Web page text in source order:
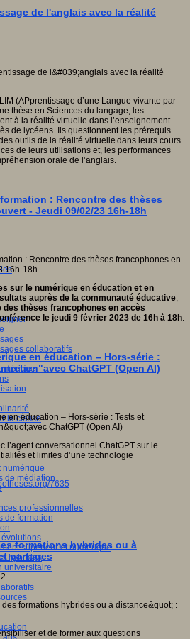
collaboratifs
la classe
numérique
de médiation
professionnelles
de formation
évolutions
supérieur et numérique
hybrides
universitaire
ans
de l'anglais avec la réalité
(APprentissage d’une Langue vivante par
thèse en Sciences du langage, les
à la réalité virtuelle dans l’enseignement-
de lycéens. Ils questionnent les prérequis
outils de la réalité virtuelle dans leurs cours
de leurs utilisations et, les performances
orale de l’anglais.
: Rencontre des thèses
- Jeudi 09/02/23 16h-18h
sur le numérique en éducation et en
auprès de la communauté éducative,
des thèses francophones en accès
le jeudi 9 février 2023 de 16h à 18h.
en éducation – Hors-série :
ChatGPT (Open AI)
l’agent conversationnel ChatGPT sur le
et limites d’une technologie
7635
formations hybrides ou à
partages
et de former aux questions